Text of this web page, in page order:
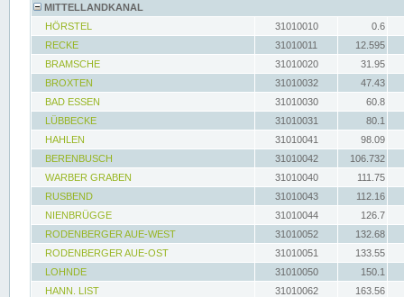
MITTELLANDKANAL
HÖRSTEL
31010010
0.6
RECKE
31010011
12.595
BRAMSCHE
31010020
31.95
BROXTEN
31010032
47.43
BAD ESSEN
31010030
60.8
LÜBBECKE
31010031
80.1
HAHLEN
31010041
98.09
BERENBUSCH
31010042
106.732
WARBER GRABEN
31010040
111.75
RUSBEND
31010043
112.16
NIENBRÜGGE
31010044
126.7
RODENBERGER AUE-WEST
31010052
132.68
RODENBERGER AUE-OST
31010051
133.55
LOHNDE
31010050
150.1
HANN. LIST
31010062
163.56